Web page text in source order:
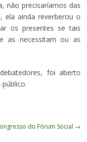
não precisaríamos das
ela ainda reverberou o
os presentes se tais
as necessitam ou as
foi aberto
do Fórum Social →